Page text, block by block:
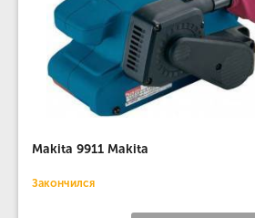
Makita 9911 Makita
Закончился